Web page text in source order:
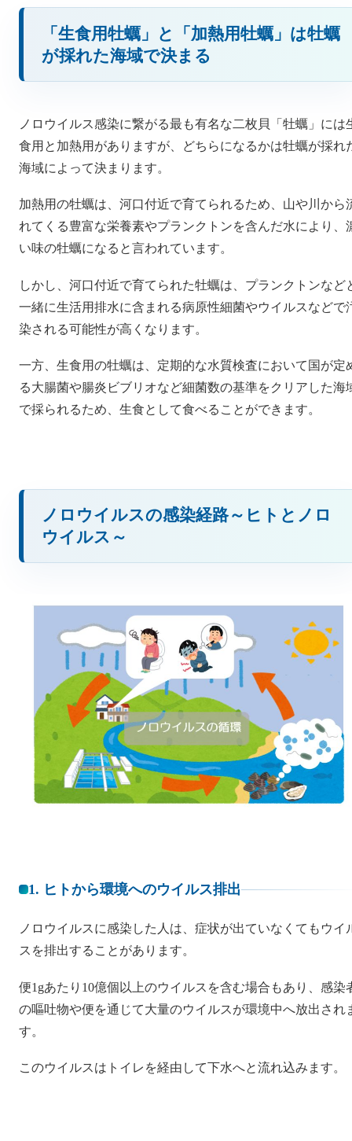
「生食用牡蠣」と「加熱用牡蠣」は牡蠣
が採れた海域で決まる
ノロウイルス感染に繋がる最も有名な二枚貝「牡蠣」には
食用と加熱用がありますが、どちらになるかは牡蠣が採れ
海域によって決まります。
加熱用の牡蠣は、河口付近で育てられるため、山や川から
れてくる豊富な栄養素やプランクトンを含んだ水により、
い味の牡蠣になると言われています。
しかし、河口付近で育てられた牡蠣は、プランクトンなど
一緒に生活用排水に含まれる病原性細菌やウイルスなどで
染される可能性が高くなります。
一方、生食用の牡蠣は、定期的な水質検査において国が定
る大腸菌や腸炎ビブリオなど細菌数の基準をクリアした海
で採られるため、生食として食べることができます。
ノロウイルスの感染経路～ヒトとノロ
ウイルス～
1. ヒトから環境へのウイルス排出
ノロウイルスに感染した人は、症状が出ていなくてもウイ
スを排出することがあります。
便1gあたり10億個以上のウイルスを含む場合もあり、感染
の嘔吐物や便を通じて大量のウイルスが環境中へ放出され
す。
このウイルスはトイレを経由して下水へと流れ込みます。